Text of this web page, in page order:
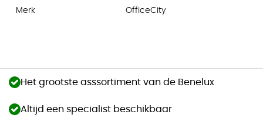
Merk OfficeCity
Het grootste asssortiment van de Benelux
Altijd een specialist beschikbaar